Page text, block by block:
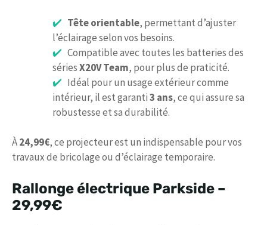
Tête orientable, permettant d’ajuster
l’éclairage selon vos besoins.
Compatible avec toutes les batteries des
sériesX20V Team, pour plus de praticité.
Idéal pour un usage extérieur comme
intérieur, il est garanti3 ans, ce qui assure sa
robustesse et sa durabilité.
À24,99€, ce projecteur est un indispensable pour vos
travaux de bricolage ou d’éclairage temporaire.
Rallonge électrique Parkside –
29,99€